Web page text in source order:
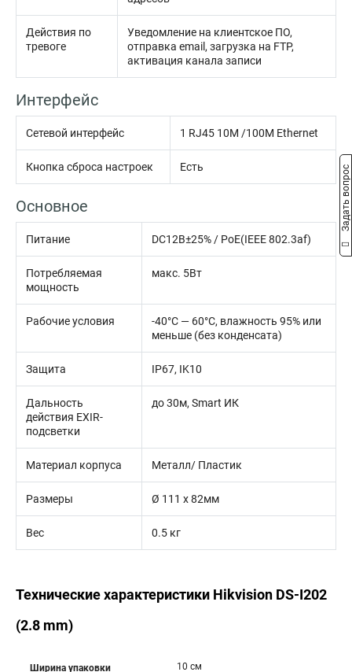
Действия по
тревоге
Уведомление на клиентское ПО,
отправка email, загрузка на FTP,
активация канала записи
Интерфейс
Сетевой интерфейс 1 RJ45 10M /100M Ethernet
Кнопка сброса настроек Есть
Основное
Питание DC12В±25% / PoE(IEEE 802.3af)
Потребляемая
мощность
макс. 5Вт
Рабочие условия
-40°С — 60°С, влажность 95% или
меньше (без конденсата)
Защита IP67, IK10
Дальность
действия EXIR-
подсветки
до 30м, Smart ИК
Материал корпуса Металл/ Пластик
Размеры Ø 111 х 82мм
Вес 0.5 кг
Технические характеристики Hikvision DS-I202
(2.8 mm)
Ширина упаковки 10 см
Задать вопрос